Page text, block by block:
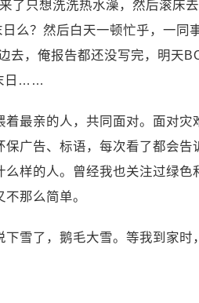
只想洗洗热水澡，然后滚床
么？然后白天一顿忙乎，一同
去，俺报告都还没写完，明天
日……
最亲的人，共同面对。面对灾
广告、标语，每次看了都会
么样的人。曾经我也关注过绿
那么简单。
雪了，鹅毛大雪。等我到家